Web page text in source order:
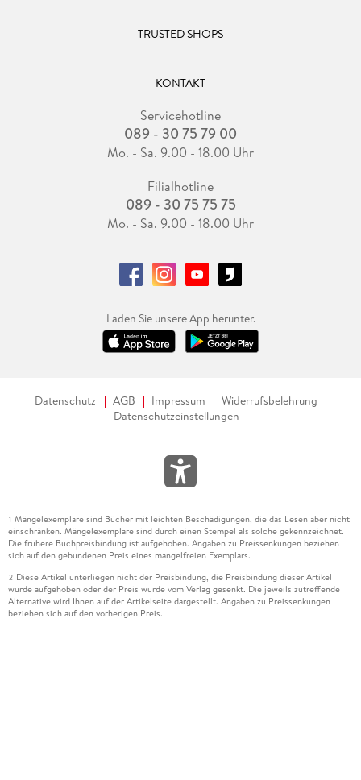
TRUSTED SHOPS
KONTAKT
Servicehotline
089 - 30 75 79 00
Mo. - Sa. 9.00 - 18.00 Uhr
Filialhotline
089 - 30 75 75 75
Mo. - Sa. 9.00 - 18.00 Uhr
Laden Sie unsere App herunter.
Datenschutz AGB Impressum
Widerrufsbelehrung
Datenschutzeinstellungen
1 Mängelexemplare sind Bücher mit leichten Beschädigungen, die das Lesen aber nicht
einschränken. Mängelexemplare sind durch einen Stempel als solche gekennzeichnet.
Die frühere Buchpreisbindung ist aufgehoben. Angaben zu Preissenkungen beziehen
sich auf den gebundenen Preis eines mangelfreien Exemplars.
2 Diese Artikel unterliegen nicht der Preisbindung, die Preisbindung dieser Artikel
wurde aufgehoben oder der Preis wurde vom Verlag gesenkt. Die jeweils zutreffende
Alternative wird Ihnen auf der Artikelseite dargestellt. Angaben zu Preissenkungen
beziehen sich auf den vorherigen Preis.